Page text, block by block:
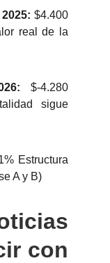
$4.400
real de la
$-4.280
sigue
Estructura
A y B)
con